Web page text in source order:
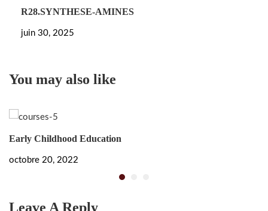
R28.SYNTHESE-AMINES
juin 30, 2025
You may also like
Early Childhood Education
octobre 20, 2022
Leave A Reply